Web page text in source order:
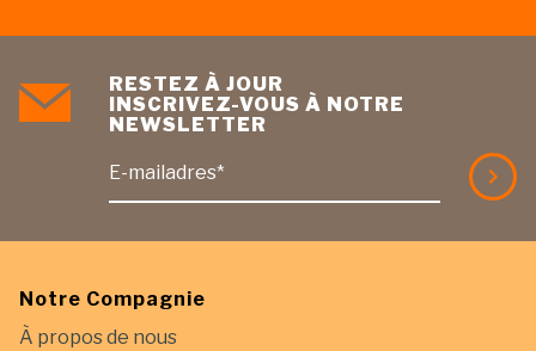
RESTEZ À JOUR
INSCRIVEZ-VOUS À NOTRE
NEWSLETTER
E-mailadres*
Notre Compagnie
À propos de nous